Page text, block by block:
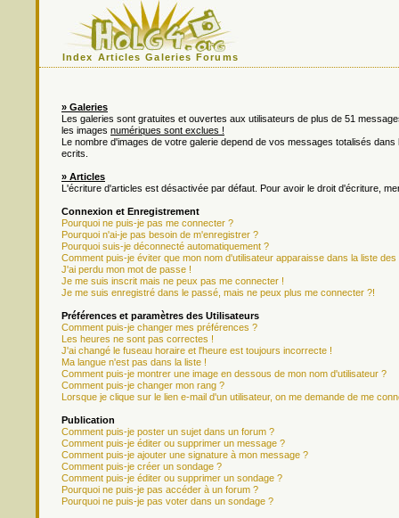
Index Articles Galeries Forums
» Galeries
Les galeries sont gratuites et ouvertes aux utilisateurs de plus de 51
les images numériques sont exclues !
Le nombre d'images de votre galerie depend de vos messages totalisés
ecrits.
» Articles
L'écriture d'articles est désactivée par défaut. Pour avoir le droit d'écriture,
Connexion et Enregistrement
Pourquoi ne puis-je pas me connecter ?
Pourquoi n'ai-je pas besoin de m'enregistrer ?
Pourquoi suis-je déconnecté automatiquement ?
Comment puis-je éviter que mon nom d'utilisateur apparaisse dans la liste
J'ai perdu mon mot de passe !
Je me suis inscrit mais ne peux pas me connecter !
Je me suis enregistré dans le passé, mais ne peux plus me connecter ?!
Préférences et paramètres des Utilisateurs
Comment puis-je changer mes préférences ?
Les heures ne sont pas correctes !
J'ai changé le fuseau horaire et l'heure est toujours incorrecte !
Ma langue n'est pas dans la liste !
Comment puis-je montrer une image en dessous de mon nom d'utilisateur ?
Comment puis-je changer mon rang ?
Lorsque je clique sur le lien e-mail d'un utilisateur, on me demande de me
Publication
Comment puis-je poster un sujet dans un forum ?
Comment puis-je éditer ou supprimer un message ?
Comment puis-je ajouter une signature à mon message ?
Comment puis-je créer un sondage ?
Comment puis-je éditer ou supprimer un sondage ?
Pourquoi ne puis-je pas accéder à un forum ?
Pourquoi ne puis-je pas voter dans un sondage ?